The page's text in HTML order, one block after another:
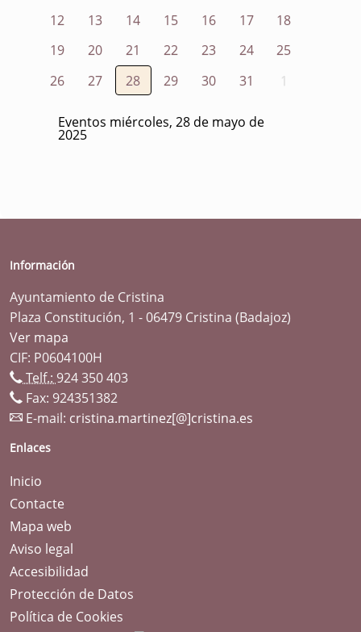
12
13 14 15 16 17
18
19
20 21 22 23 24
25
26
27 28 29 30 31 1
Eventos miércoles, 28 de mayo de
2025
Información
Ayuntamiento de Cristina
Plaza Constitución, 1 - 06479 Cristina (Badajoz)
Ver mapa
CIF: P0604100H
Telf.: 924 350 403
Fax: 924351382
E-mail: cristina.martinez[@]cristina.es
Enlaces
Inicio
Contacte
Mapa web
Aviso legal
Accesibilidad
Protección de Datos
Política de Cookies